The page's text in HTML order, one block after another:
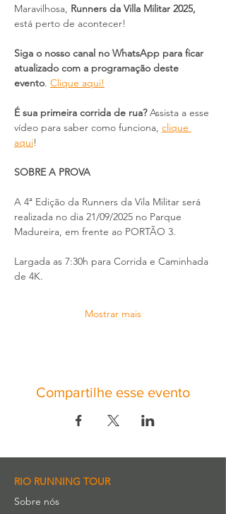
Maravilhosa, Runners da Villa Militar 2025,
está perto de acontecer!
Siga o nosso canal no WhatsApp para ficar
atualizado com a programação deste
evento. Clique aqui!
É sua primeira corrida de rua? Assista a esse
vídeo para saber como funciona, clique
aqui!
SOBRE A PROVA
A 4ª Edição da Runners da Vila Militar será
realizada no dia 21/09/2025 no Parque
Madureira, em frente ao PORTÃO 3.
Largada as 7:30h para Corrida e Caminhada
de 4K.
Mostrar mais
Compartilhe esse evento
RIO RUNNING TOUR
Sobre nós